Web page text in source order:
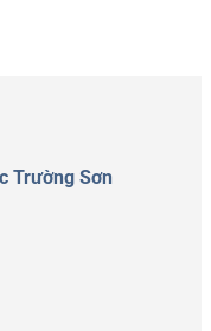
Trường Sơn